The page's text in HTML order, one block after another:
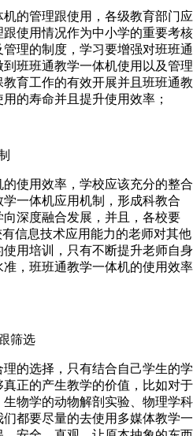
的管理跟使用，各级教育部门应
使用情况作为中小学的重要考核
理的制度，学习要增强对班班通
班班通教学一体机使用以及管理
育工作的有效开展并且班班通教
的寿命并且提升使用效率；
使用效率，学校应该充分的整合
一体机应用机制，形成科教合
深度融合发展，并且，各校要
信息技术应用能力的老师对其他
用培训，只有不断提升老师自身
，班班通教学一体机的使用效率
筛选
的选择，只有结合自己学生的学
正的产生教学的价值，比如对于
物学的动物解剖实验、物理学科
都要尽量的去使用多媒体教学一